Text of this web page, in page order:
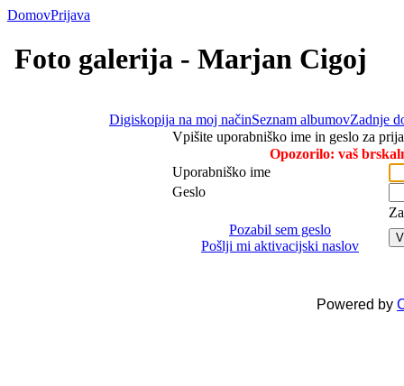
DomovPrijava
Foto galerija - Marjan Cigoj
Digiskopija na moj načinSeznam albumovZadnje
Vpišite uporabniško ime in geslo za
Opozorilo: vaš
Uporabniško ime
Geslo
Pozabil sem geslo
Pošlji mi aktivacijski naslov
Powered by